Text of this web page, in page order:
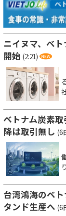
ニイヌマ、ベ
開始 (2:21)
ベトナム炭素
降は取引無し (6
台湾鴻海のベ
タンド生産へ (6